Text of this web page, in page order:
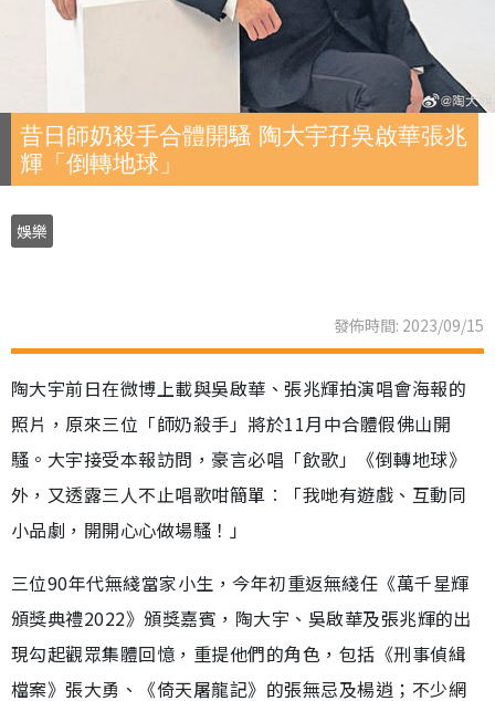
昔日師奶殺手合體開騷 陶大宇孖吳啟華張兆
輝「倒轉地球」
娛樂
發佈時間: 2023/09/15
陶大宇前日在微博上載與吳啟華、張兆輝拍演唱會海報的
照片，原來三位「師奶殺手」將於11月中合體假佛山開
騷。大宇接受本報訪問，豪言必唱「飲歌」《倒轉地球》
外，又透露三人不止唱歌咁簡單︰「我哋有遊戲、互動同
小品劇，開開心心做場騷！」
三位90年代無綫當家小生，今年初重返無綫任《萬千星輝
頒獎典禮2022》頒獎嘉賓，陶大宇、吳啟華及張兆輝的出
現勾起觀眾集體回憶，重提他們的角色，包括《刑事偵緝
檔案》張大勇、《倚天屠龍記》的張無忌及楊逍；不少網